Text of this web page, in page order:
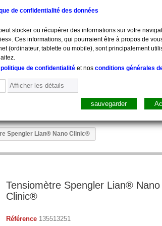
Pharmacie Sacs,
Spengler Lian® Nano Clinic®
Tensiomètre Spengler Lian® Nano
Clinic®
Référence 135513251
de confidentialité des données
stocker ou récupérer des informations sur votre
Ces informations, qui pourraient être à propos de
(ordinateur, tablette ou mobile), sont principalement
politique de confidentialité et nos conditions générales
Afficher les détails
sauvegarder